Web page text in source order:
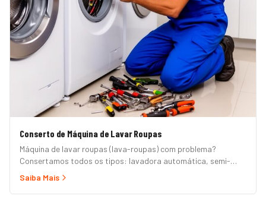
Conserto de Máquina de Lavar Roupas
Máquina de lavar roupas (lava-roupas) com problema?
Consertamos todos os tipos: lavadora automática, semi-
automática, tanquinho, abertura superior e frontal. Marcas
Continental e Mueller. Atendimento em domicílio com
Saiba Mais